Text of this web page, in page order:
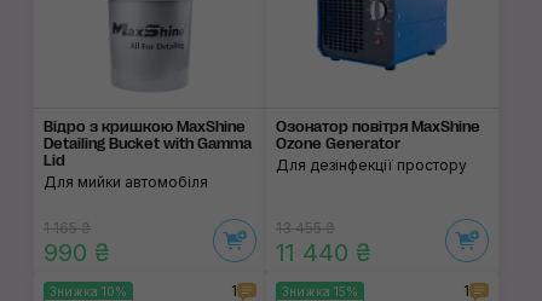
Відро з кришкою MaxShine
Detailing Bucket with Gamma
Lid
Для мийки автомобіля
1 165 ₴
990 ₴
Озонатор повітря MaxShine
Ozone Generator
Для дезінфекції простору
13 455 ₴
11 440 ₴
Знижка 10% 1 Знижка 15% 1